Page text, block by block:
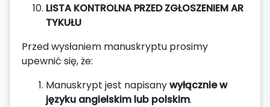
LISTA KONTROLNA PRZED ZGŁOSZENIEM AR
TYKUŁU
Przed wysłaniem manuskryptu prosimy
upewnić się, że:
Manuskrypt jest napisanywyłącznie w
języku angielskim lub polskim.